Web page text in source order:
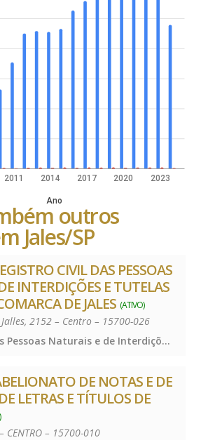
2011 2014 2017 2020 2023
Ano
outros
Jales/SP
CIVIL DAS PESSOAS
INTERDIÇÕES E TUTELAS
DE JALES (ATIVO)
2152 – Centro – 15700-026
Registro Civil das Pessoas Naturais e de Interdições e Tutelas, Registro Civil das Pessoas Naturais e de Interdições e Tutelas, Registro Civil das Pessoas Naturais e de Interdições e Tutelas
DE NOTAS E DE
LETRAS E TÍTULOS DE
CENTRO – 15700-010